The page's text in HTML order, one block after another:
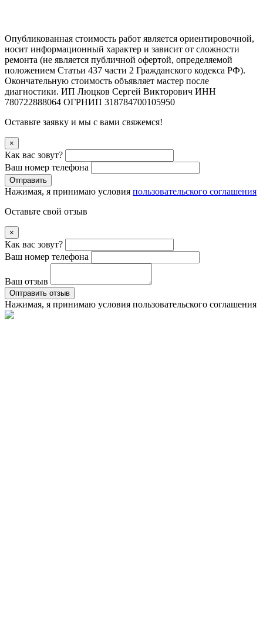
Опубликованная стоимость работ является ориентировочной,
носит информационный характер и зависит от сложности
ремонта (не является публичной офертой, определяемой
положением Статьи 437 части 2 Гражданского кодекса РФ).
Окончательную стоимость объявляет мастер после
диагностики. ИП Люцков Сергей Викторович ИНН
780722888064 ОГРНИП 318784700105950
Оставьте заявку и мы с вами свяжемся!
×
Как вас зовут?
Ваш номер телефона
Отправить
Нажимая, я принимаю условия пользовательского соглашения
Оставьте свой отзыв
×
Как вас зовут?
Ваш номер телефона
Ваш отзыв
Оптравить отзыв
Нажимая, я принимаю условия пользовательского соглашения